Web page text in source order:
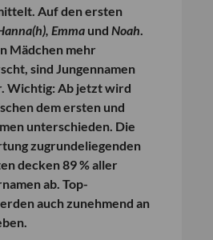
Auf den ersten
Emma und Noah
Mädchen mehr
sind Jungennamen
Wichtig: Ab jetzt wird
dem ersten und
unterschieden. Die
zugrundeliegenden
decken 89 % aller
ab. Top-
auch zunehmend an